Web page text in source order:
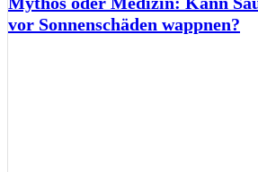
vor Sonnenschäden wappnen?